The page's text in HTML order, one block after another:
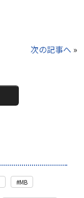
次の記事へ »
MB